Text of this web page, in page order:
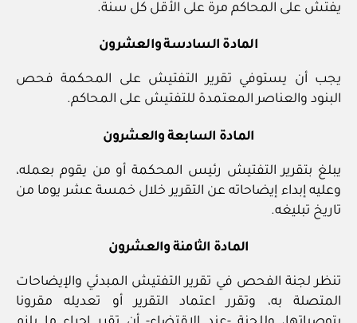
يفتش على المحاكم مرة على الأقل كل سنة.
المادة السادسة والعشرون
يجب أن يستوفي تقرير التفتيش على المحكمة فحص
البنود والعناصر المعتمدة للتفتيش على المحاكم.
المادة السابعة والعشرون
يبلغ بتقرير التفتيش رئيس المحكمة أو من يقوم بعمله،
وعليه إبداء إيضاحاته عن التقرير خلال خمسة عشر يوما من
تاريخ تبليغه.
المادة الثامنة والعشرون
تنظر لجنة الفحص في تقرير التفتيش المبدئي والإيضاحات
المتصلة به، وتقرر اعتماد التقرير أو تعديله مقرونا